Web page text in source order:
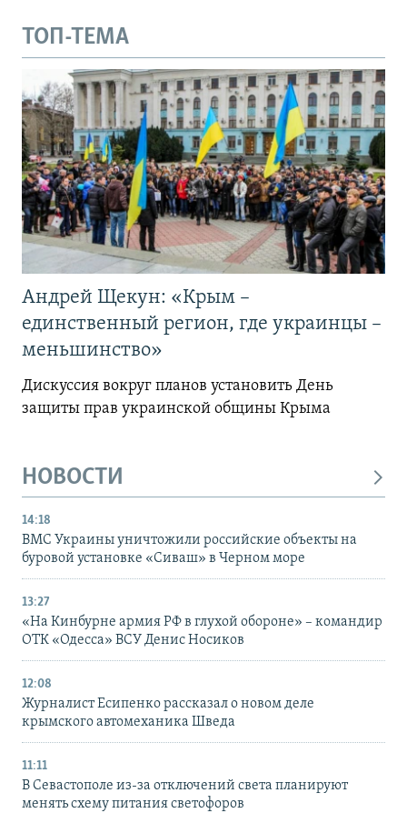
ТОП-ТЕМА
Андрей Щекун: «Крым –
единственный регион, где украинцы –
меньшинство»
Дискуссия вокруг планов установить День
защиты прав украинской общины Крыма
НОВОСТИ
14:18
ВМС Украины уничтожили российские объекты на
буровой установке «Сиваш» в Черном море
13:27
«На Кинбурне армия РФ в глухой обороне» – командир
ОТК «Одесса» ВСУ Денис Носиков
12:08
Журналист Есипенко рассказал о новом деле
крымского автомеханика Шведа
11:11
В Севастополе из-за отключений света планируют
менять схему питания светофоров